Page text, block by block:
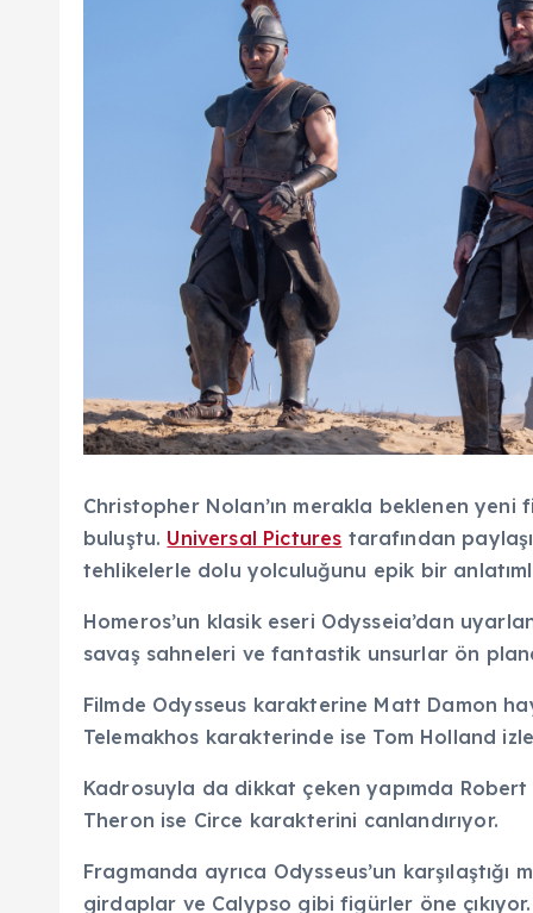
Christopher Nolan’ın merakla beklenen yeni
buluştu. Universal Pictures tarafından
tehlikelerle dolu yolculuğunu epik bir
Homeros’un klasik eseri Odysseia’dan
savaş sahneleri ve fantastik unsurlar ön
Filmde Odysseus karakterine Matt Damon
Telemakhos karakterinde ise Tom Holland
Kadrosuyla da dikkat çeken yapımda
Theron ise Circe karakterini canlandırıyor.
Fragmanda ayrıca Odysseus’un
girdaplar ve Calypso gibi figürler öne çıkıyor.